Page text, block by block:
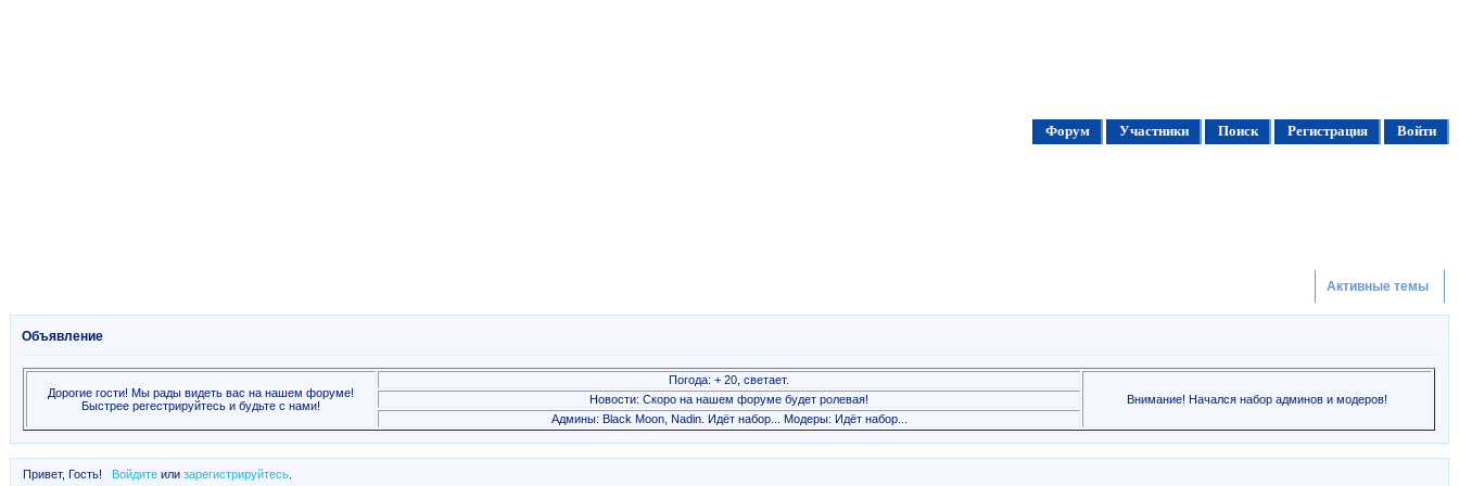
Форум Участники Поиск Регистрация Войти
Активные темы
Объявление
Дорогие гости! Мы рады видеть вас на нашем форуме!
Быстрее регестрируйтесь и будьте с нами!
Погода: + 20, светает.
Внимание! Начался набор админов и модеров!
Новости: Скоро на нашем форуме будет ролевая!
Админы: Black Moon, Nadin. Идёт набор... Модеры: Идёт набор...
Привет, Гость! Войдитеили зарегистрируйтесь.